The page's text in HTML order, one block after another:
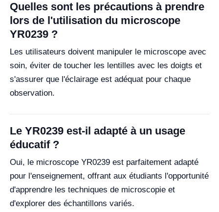
Quelles sont les précautions à prendre
lors de l'utilisation du microscope
YR0239 ?
Les utilisateurs doivent manipuler le microscope avec
soin, éviter de toucher les lentilles avec les doigts et
s'assurer que l'éclairage est adéquat pour chaque
observation.
Le YR0239 est-il adapté à un usage
éducatif ?
Oui, le microscope YR0239 est parfaitement adapté
pour l'enseignement, offrant aux étudiants l'opportunité
d'apprendre les techniques de microscopie et
d'explorer des échantillons variés.